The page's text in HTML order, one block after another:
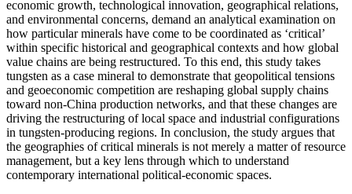
economic growth, technological innovation, geographical relations,
and environmental concerns, demand an analytical examination on
how particular minerals have come to be coordinated as ‘critical’
within specific historical and geographical contexts and how global
value chains are being restructured. To this end, this study takes
tungsten as a case mineral to demonstrate that geopolitical tensions
and geoeconomic competition are reshaping global supply chains
toward non-China production networks, and that these changes are
driving the restructuring of local space and industrial configurations
in tungsten-producing regions. In conclusion, the study argues that
the geographies of critical minerals is not merely a matter of resource
management, but a key lens through which to understand
contemporary international political-economic spaces.